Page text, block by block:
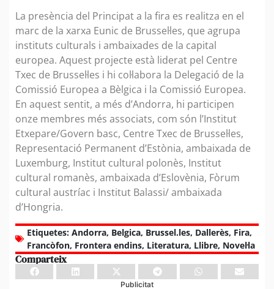
La presència del Principat a la fira es realitza en el
marc de la xarxa Eunic de Brussel·les, que agrupa
instituts culturals i ambaixades de la capital
europea. Aquest projecte està liderat pel Centre
Txec de Brussel·les i hi col·labora la Delegació de la
Comissió Europea a Bèlgica i la Comissió Europea.
En aquest sentit, a més d’Andorra, hi participen
onze membres més associats, com són l’Institut
Etxepare/Govern basc, Centre Txec de Brussel·les,
Representació Permanent d’Estònia, ambaixada de
Luxemburg, Institut cultural polonès, Institut
cultural romanès, ambaixada d’Eslovènia, Fòrum
cultural austríac i Institut Balassi/ ambaixada
d’Hongria.
Etiquetes: Andorra, Belgica, Brussel.les, Dallerès, Fira,
Francòfon, Frontera endins, Literatura, Llibre, Novel·la
Comparteix
Publicitat